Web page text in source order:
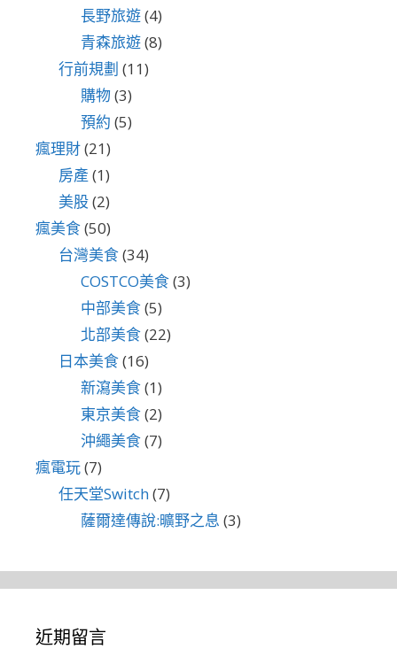
長野旅遊(4)
青森旅遊(8)
行前規劃 (11)
購物(3)
預約 (5)
瘋理財(21)
房產 (1)
美股(2)
瘋美食(50)
台灣美食(34)
COSTCO美食(3)
中部美食(5)
北部美食(22)
日本美食(16)
新瀉美食(1)
東京美食(2)
沖繩美食(7)
瘋電玩(7)
任天堂Switch(7)
薩爾達傳說:曠野之息 (3)
近期留言